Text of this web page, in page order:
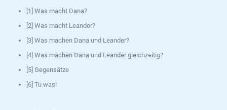
[1] Was macht Dana?
[2] Was macht Leander?
[3] Was machen Dana und Leander?
[4] Was machen Dana und Leander gleichzeitig?
[5] Gegensätze
[6] Tu was!